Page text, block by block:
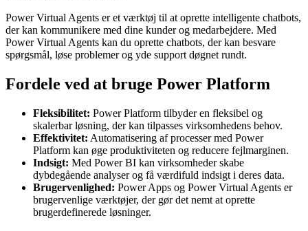
Power Virtual Agents er et værktøj til at oprette intelligente chatbots,
der kan kommunikere med dine kunder og medarbejdere. Med
Power Virtual Agents kan du oprette chatbots, der kan besvare
spørgsmål, løse problemer og yde support døgnet rundt.
Fordele ved at bruge Power Platform
Fleksibilitet: Power Platform tilbyder en fleksibel og
skalerbar løsning, der kan tilpasses virksomhedens behov.
Effektivitet: Automatisering af processer med Power
Platform kan øge produktiviteten og reducere fejlmarginen.
Indsigt: Med Power BI kan virksomheder skabe
dybdegående analyser og få værdifuld indsigt i deres data.
Brugervenlighed: Power Apps og Power Virtual Agents er
brugervenlige værktøjer, der gør det nemt at oprette
brugerdefinerede løsninger.